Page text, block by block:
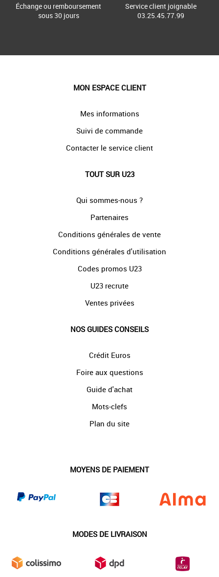
Échange ou remboursement
sous 30 jours
Service client joignable
03.25.45.77.99
MON ESPACE CLIENT
Mes informations
Suivi de commande
Contacter le service client
TOUT SUR U23
Qui sommes-nous ?
Partenaires
Conditions générales de vente
Conditions générales d'utilisation
Codes promos U23
U23 recrute
Ventes privées
NOS GUIDES CONSEILS
Crédit Euros
Foire aux questions
Guide d'achat
Mots-clefs
Plan du site
MOYENS DE PAIEMENT
MODES DE LIVRAISON